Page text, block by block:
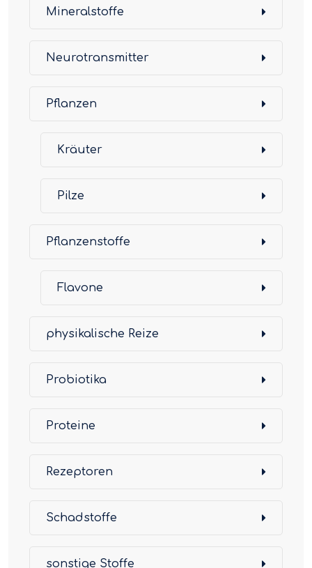
Mineralstoffe
Neurotransmitter
Pflanzen
Kräuter
Pilze
Pflanzenstoffe
Flavone
physikalische Reize
Probiotika
Proteine
Rezeptoren
Schadstoffe
sonstige Stoffe